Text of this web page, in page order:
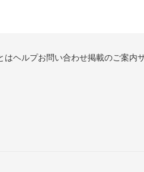
はヘルプお問い合わせ掲載のご案内